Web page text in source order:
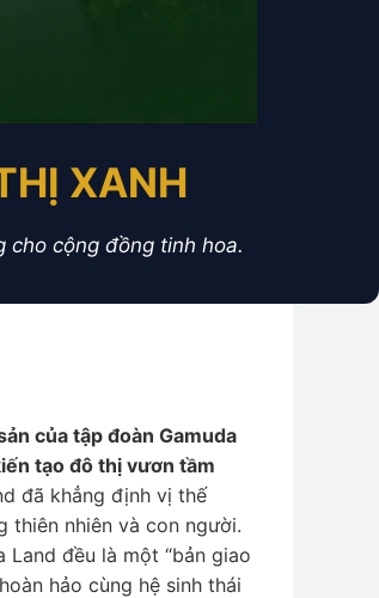
XANH
cộng đồng tinh hoa.
của tập đoàn Gamuda
tạo đô thị vươn tầm
đã khẳng định vị thế
nhiên và con người.
đều là một “bản giao
hảo cùng hệ sinh thái